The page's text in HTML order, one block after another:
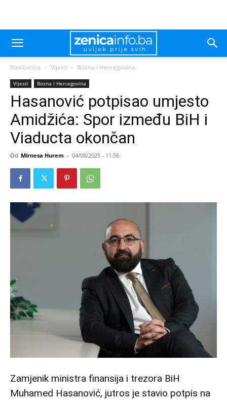
Naslovnica Vijesti Bosna i Hercegovina
Vijesti Bosna i Hercegovina
Hasanović potpisao umjesto
Amidžića: Spor između BiH i
Viaducta okončan
Od Mirnesa Hurem - 04/08/2025 - 11:56
Zamjenik ministra finansija i trezora BiH
Muhamed Hasanović, jutros je stavio potpis na